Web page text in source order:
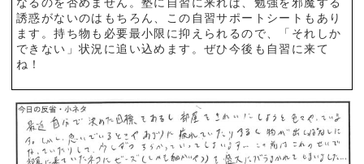
なるのを否めません。塾に自習に来れば、勉強を邪魔する
誘惑がないのはもちろん、この自習サポートシートもあり
ます。持ち物も必要最小限に抑えられるので、「それしか
できない」状況に追い込めます。ぜひ今後も自習に来て
ね！